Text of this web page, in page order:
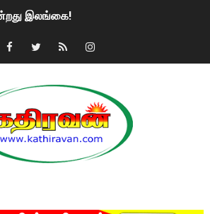
இலங்கை!
எங்களைத் தனிமையில்
விலக திட்டம்?
தரமான சம்பவம்.. ஆபாச வீடியோக்களால்
ஆய்வு…. இந்தியாவின் “கோவிஷீல்டு”